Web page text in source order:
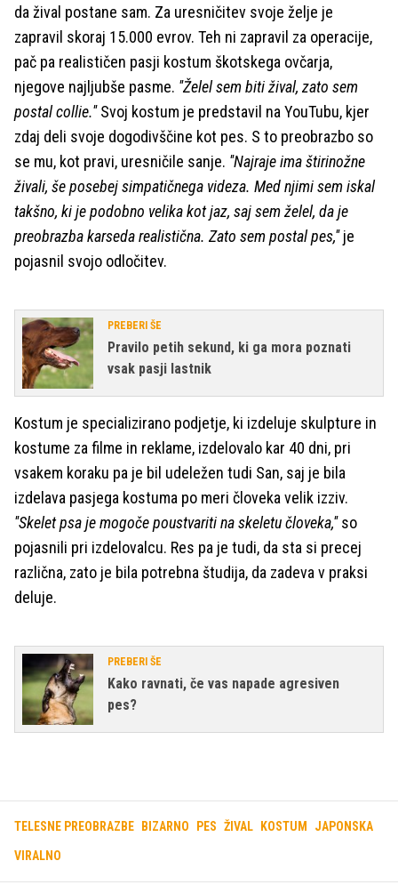
da žival postane sam. Za uresničitev svoje želje je
zapravil skoraj 15.000 evrov. Teh ni zapravil za operacije,
pač pa realističen pasji kostum škotskega ovčarja,
njegove najljubše pasme. ''Želel sem biti žival, zato sem
postal collie.''Svoj kostum je predstavil na YouTubu, kjer
zdaj deli svoje dogodivščine kot pes. S to preobrazbo so
se mu, kot pravi, uresničile sanje. ''Najraje ima štirinožne
živali, še posebej simpatičnega videza. Med njimi sem iskal
takšno, ki je podobno velika kot jaz, saj sem želel, da je
preobrazba karseda realistična. Zato sem postal pes,''je
pojasnil svojo odločitev.
PREBERI ŠE
Pravilo petih sekund, ki ga mora poznati
vsak pasji lastnik
Kostum je specializirano podjetje, ki izdeluje skulpture in
kostume za filme in reklame, izdelovalo kar 40 dni, pri
vsakem koraku pa je bil udeležen tudi San, saj je bila
izdelava pasjega kostuma po meri človeka velik izziv.
''Skelet psa je mogoče poustvariti na skeletu človeka,''so
pojasnili pri izdelovalcu. Res pa je tudi, da sta si precej
različna, zato je bila potrebna študija, da zadeva v praksi
deluje.
PREBERI ŠE
Kako ravnati, če vas napade agresiven
pes?
TELESNE PREOBRAZBE BIZARNO PES ŽIVAL KOSTUM JAPONSKA
VIRALNO